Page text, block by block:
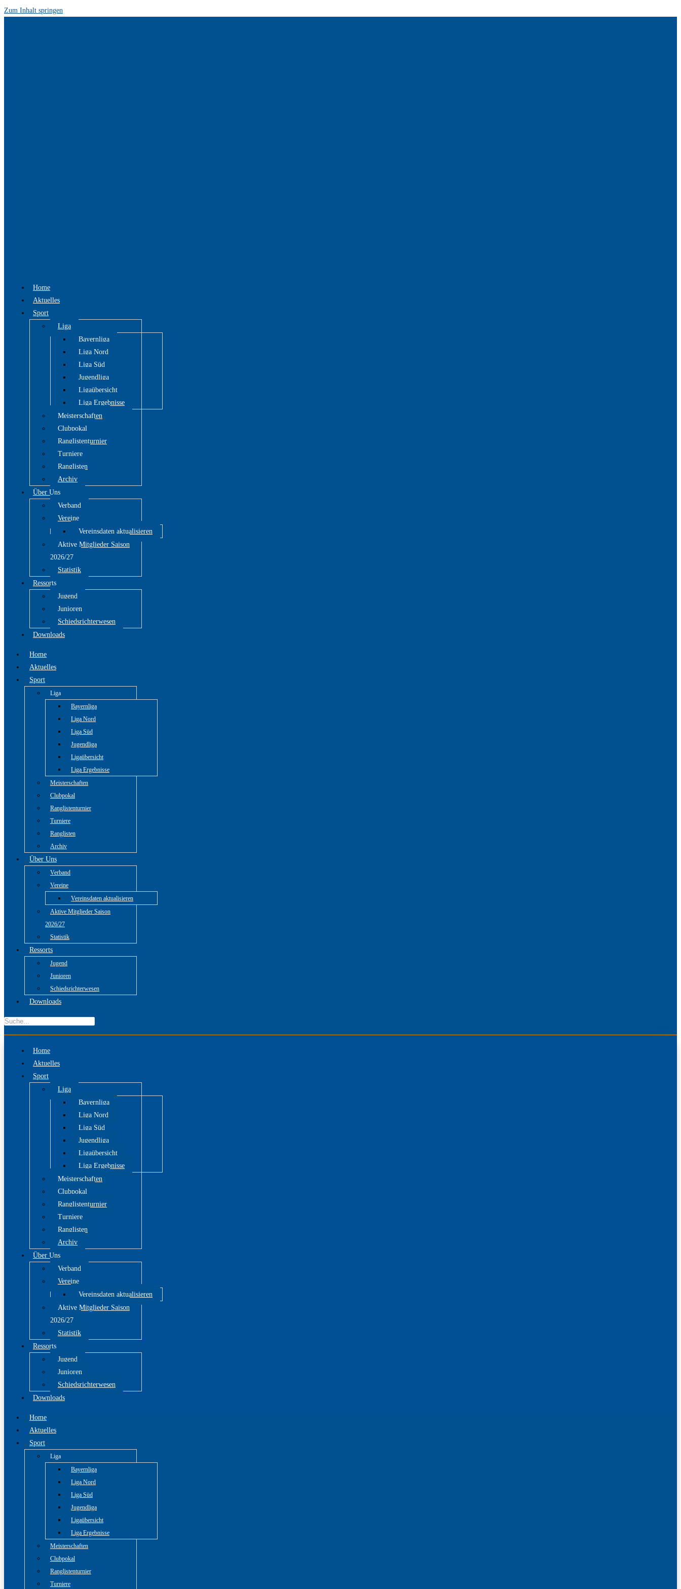
Zum Inhalt springen
Home
Aktuelles
Sport
Liga
Bayernliga
Liga Nord
Liga Süd
Jugendliga
Ligaübersicht
Liga Ergebnisse
Meisterschaften
Clubpokal
Ranglistenturnier
Turniere
Ranglisten
Archiv
Über Uns
Verband
Vereine
Vereinsdaten aktualisieren
Aktive Mitglieder Saison
2026/27
Statistik
Ressorts
Jugend
Junioren
Schiedsrichterwesen
Downloads
Home
Aktuelles
Sport
Liga
Bayernliga
Liga Nord
Liga Süd
Jugendliga
Ligaübersicht
Liga Ergebnisse
Meisterschaften
Clubpokal
Ranglistenturnier
Turniere
Ranglisten
Archiv
Über Uns
Verband
Vereine
Vereinsdaten aktualisieren
Aktive Mitglieder Saison
2026/27
Statistik
Ressorts
Jugend
Junioren
Schiedsrichterwesen
Downloads
Home
Aktuelles
Sport
Liga
Bayernliga
Liga Nord
Liga Süd
Jugendliga
Ligaübersicht
Liga Ergebnisse
Meisterschaften
Clubpokal
Ranglistenturnier
Turniere
Ranglisten
Archiv
Über Uns
Verband
Vereine
Vereinsdaten aktualisieren
Aktive Mitglieder Saison
2026/27
Statistik
Ressorts
Jugend
Junioren
Schiedsrichterwesen
Downloads
Home
Aktuelles
Sport
Liga
Bayernliga
Liga Nord
Liga Süd
Jugendliga
Ligaübersicht
Liga Ergebnisse
Meisterschaften
Clubpokal
Ranglistenturnier
Turniere